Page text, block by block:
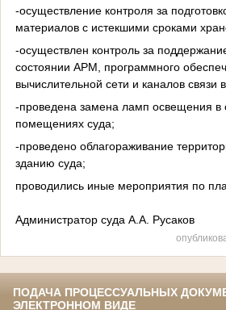
-осуществление контроля за
материалов с истекшими сроками
-осуществлен контроль за
состоянии АРМ, программного
вычислительной сети и каналов связи
-проведена замена ламп освещения в
помещениях суда;
-проведено облагораживание
зданию суда;
проводились иные мероприятия по
Администратор суда А.А. Русаков
ПОДАЧА ПРОЦЕССУАЛЬНЫХ
ЭЛЕКТРОННОМ ВИДЕ